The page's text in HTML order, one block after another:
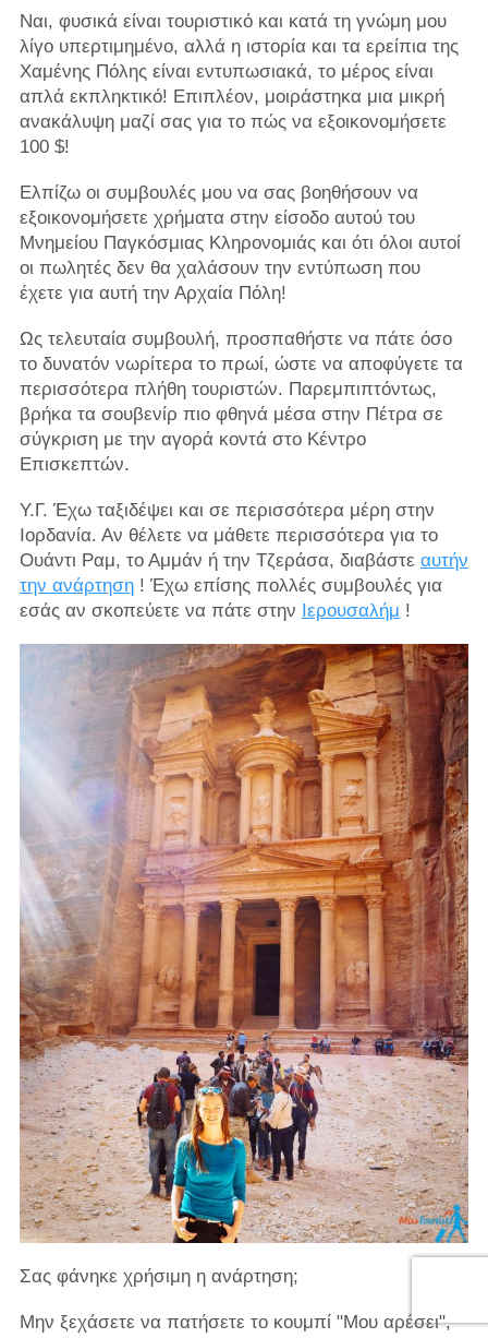
Ναι, φυσικά είναι τουριστικό και κατά τη γνώμη μου
λίγο υπερτιμημένο, αλλά η ιστορία και τα ερείπια της
Χαμένης Πόλης είναι εντυπωσιακά, το μέρος είναι
απλά εκπληκτικό! Επιπλέον, μοιράστηκα μια μικρή
ανακάλυψη μαζί σας για το πώς να εξοικονομήσετε
100 $!
Ελπίζω οι συμβουλές μου να σας βοηθήσουν να
εξοικονομήσετε χρήματα στην είσοδο αυτού του
Μνημείου Παγκόσμιας Κληρονομιάς και ότι όλοι αυτοί
οι πωλητές δεν θα χαλάσουν την εντύπωση που
έχετε για αυτή την Αρχαία Πόλη!
Ως τελευταία συμβουλή, προσπαθήστε να πάτε όσο
το δυνατόν νωρίτερα το πρωί, ώστε να αποφύγετε τα
περισσότερα πλήθη τουριστών. Παρεμπιπτόντως,
βρήκα τα σουβενίρ πιο φθηνά μέσα στην Πέτρα σε
σύγκριση με την αγορά κοντά στο Κέντρο
Επισκεπτών.
Υ.Γ. Έχω ταξιδέψει και σε περισσότερα μέρη στην
Ιορδανία. Αν θέλετε να μάθετε περισσότερα για το
Ουάντι Ραμ, το Αμμάν ή την Τζεράσα, διαβάστε αυτήν
την ανάρτηση! Έχω επίσης πολλές συμβουλές για
εσάς αν σκοπεύετε να πάτε στην Ιερουσαλήμ !
Σας φάνηκε χρήσιμη η ανάρτηση;
Μην ξεχάσετε να πατήσετε το κουμπί "Μου αρέσει",